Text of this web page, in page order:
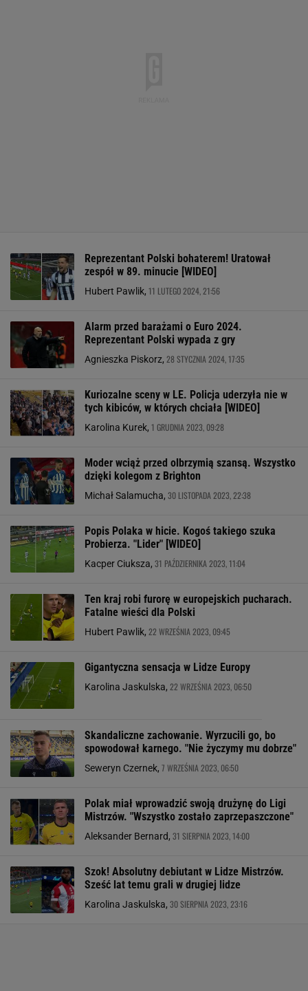
Reprezentant Polski bohaterem! Uratował
zespół w 89. minucie [WIDEO]
Hubert Pawlik, 11 LUTEGO 2024, 21:56
Alarm przed barażami o Euro 2024.
Reprezentant Polski wypada z gry
Agnieszka Piskorz, 28 STYCZNIA 2024, 17:35
Kuriozalne sceny w LE. Policja uderzyła nie w
tych kibiców, w których chciała [WIDEO]
Karolina Kurek, 1 GRUDNIA 2023, 09:28
Moder wciąż przed olbrzymią szansą. Wszystko
dzięki kolegom z Brighton
Michał Salamucha, 30 LISTOPADA 2023, 22:38
Popis Polaka w hicie. Kogoś takiego szuka
Probierza. "Lider" [WIDEO]
Kacper Ciuksza, 31 PAŹDZIERNIKA 2023, 11:04
Ten kraj robi furorę w europejskich pucharach.
Fatalne wieści dla Polski
Hubert Pawlik, 22 WRZEŚNIA 2023, 09:45
Gigantyczna sensacja w Lidze Europy
Karolina Jaskulska, 22 WRZEŚNIA 2023, 06:50
Skandaliczne zachowanie. Wyrzucili go, bo
spowodował karnego. "Nie życzymy mu dobrze"
Seweryn Czernek, 7 WRZEŚNIA 2023, 06:50
Polak miał wprowadzić swoją drużynę do Ligi
Mistrzów. "Wszystko zostało zaprzepaszczone"
Aleksander Bernard, 31 SIERPNIA 2023, 14:00
Szok! Absolutny debiutant w Lidze Mistrzów.
Sześć lat temu grali w drugiej lidze
Karolina Jaskulska, 30 SIERPNIA 2023, 23:16